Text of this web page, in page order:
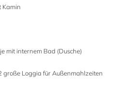
Kamin
mit internem Bad (Dusche)
große Loggia für Außenmahlzeiten